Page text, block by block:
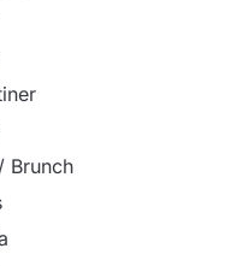
Brunch